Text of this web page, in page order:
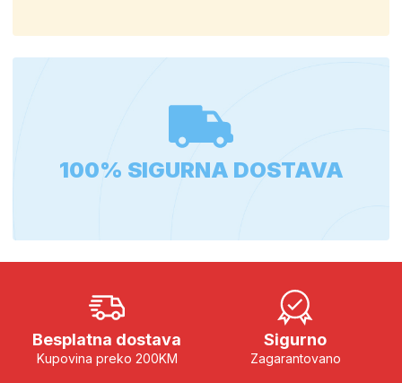
100% SIGURNA DOSTAVA
Besplatna dostava
Kupovina preko 200KM
Sigurno
Zagarantovano